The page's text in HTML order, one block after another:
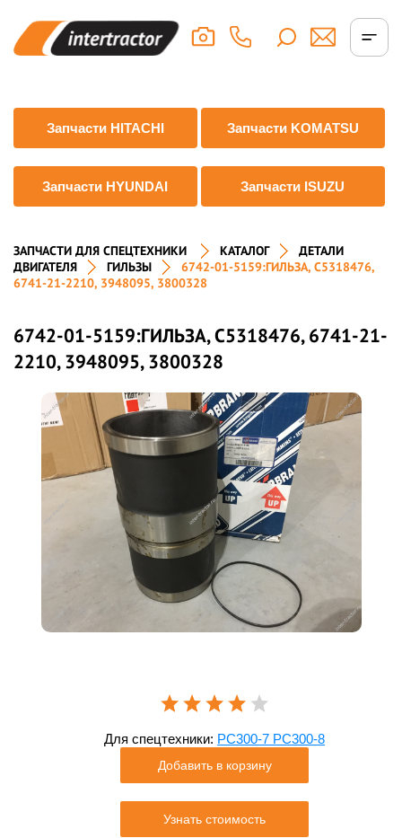
Запчасти HITACHI Запчасти KOMATSU
Запчасти HYUNDAI Запчасти ISUZU
ЗАПЧАСТИ ДЛЯ СПЕЦТЕХНИКИ КАТАЛОГ
ДЕТАЛИ
ДВИГАТЕЛЯ
ГИЛЬЗЫ
6742-01-5159:ГИЛЬЗА, C5318476,
6741-21-2210, 3948095, 3800328
6742-01-5159:ГИЛЬЗА, C5318476, 6741-21-
2210, 3948095, 3800328
Для спецтехники: PC300-7 PC300-8
Добавить в корзину
Узнать стоимость